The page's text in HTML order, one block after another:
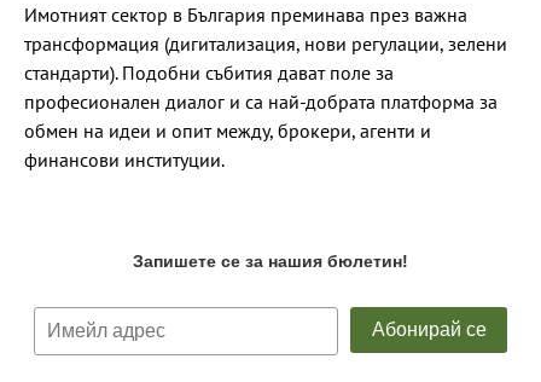
Имотният сектор в България преминава през важна
трансформация (дигитализация, нови регулации, зелени
стандарти). Подобни събития дават поле за
професионален диалог и са най-добрата платформа за
обмен на идеи и опит между, брокери, агенти и
финансови институции.